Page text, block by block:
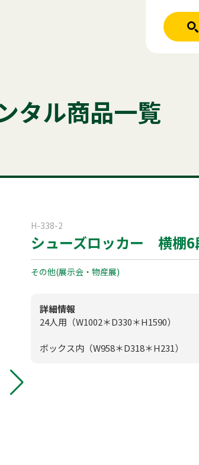
ご利用シー
商品ジャン
レンタル規約
電話お問
メールお問
ステージ
パーテーション
展示会用品
映像・音響
タル商品一覧
シューズロッカー 横棚6
H-338-2
その他(展示会・物産展)
詳細情報
24人用（W1002＊D330＊H1590）
ボックス内（W958＊D318＊H231）